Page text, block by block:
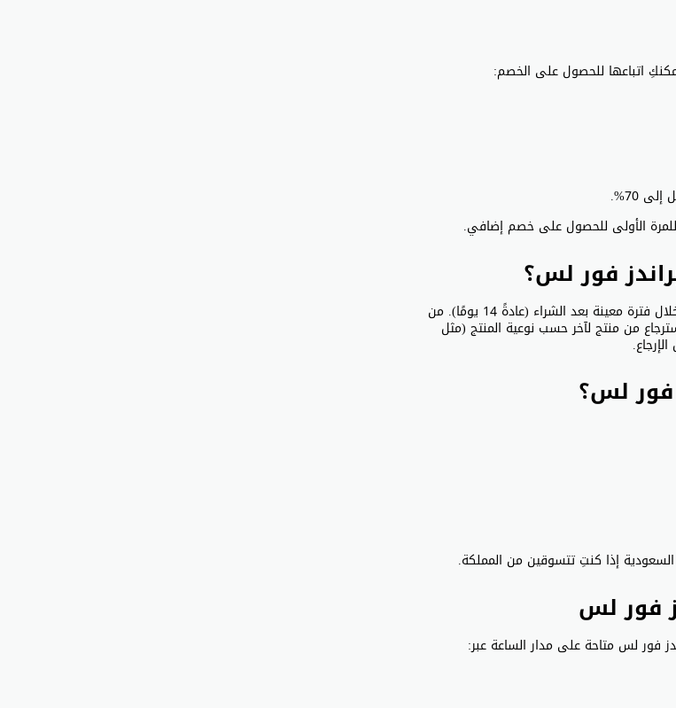
70%.
الأولى للحصول على خصم إضافي.
فور لس؟
نعم، يتيح موقع براندز فور لس سياسة استرجاع مرنة تتيح للعملاء إرجاع المنتجات خلال فترة معينة بعد الشراء (عادةً 14 يومًا). من
من منتج لآخر حسب نوعية المنتج (مثل
فور لس؟
إذا كنتِ تتسوقين من المملكة.
فور لس
فور لس متاحة على مدار الساعة عبر: